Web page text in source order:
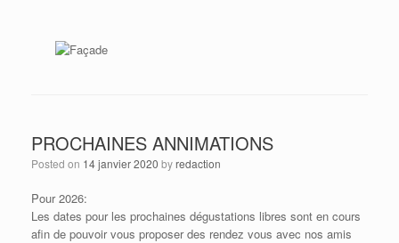
PROCHAINES ANNIMATIONS
Posted on 14 janvier 2020 byredaction
Pour 2026:
Les dates pour les prochaines dégustations libres sont en cours
afin de pouvoir vous proposer des rendez vous avec nos amis